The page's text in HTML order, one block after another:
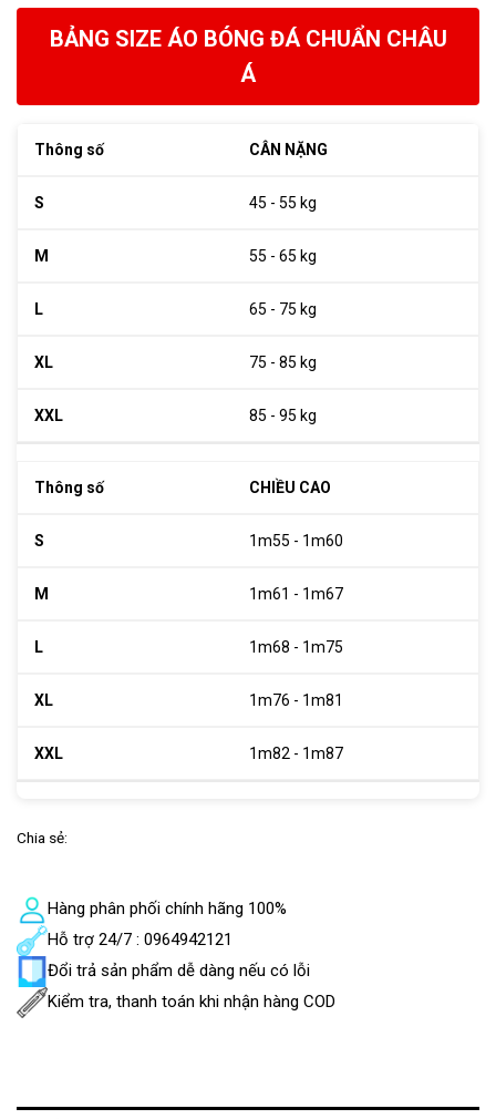
BẢNG SIZE ÁO BÓNG ĐÁ CHUẨN CHÂU
Á
CÂN NẶNG
45 - 55 kg
55 - 65 kg
65 - 75 kg
75 - 85 kg
85 - 95 kg
CHIỀU CAO
1m55 - 1m60
1m61 - 1m67
1m68 - 1m75
1m76 - 1m81
1m82 - 1m87
Chia sẻ:
Hàng phân phối chính hãng 100%
Hỗ trợ 24/7 : 0964942121
Đổi trả sản phẩm dễ dàng nếu có lỗi
Kiểm tra, thanh toán khi nhận hàng COD